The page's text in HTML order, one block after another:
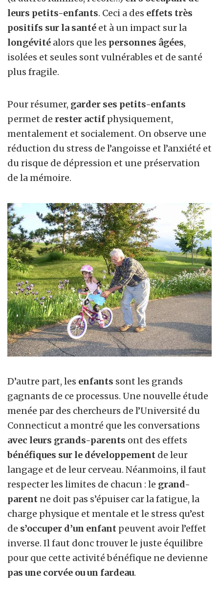
leurs petits-enfants. Ceci a des effets très
positifs sur la santé et à un impact sur la
longévité alors que les personnes âgées,
isolées et seules sont vulnérables et de santé
plus fragile.
Pour résumer, garder ses petits-enfants
permet de rester actif physiquement,
mentalement et socialement. On observe une
réduction du stress de l’angoisse et l’anxiété et
du risque de dépression et une préservation
de la mémoire.
D’autre part, les enfants sont les grands
gagnants de ce processus. Une nouvelle étude
menée par des chercheurs de l’Université du
Connecticut a montré que les conversations
avec leurs grands-parents ont des effets
bénéfiques sur le développement de leur
langage et de leur cerveau. Néanmoins, il faut
respecter les limites de chacun : le grand-
parent ne doit pas s’épuiser car la fatigue, la
charge physique et mentale et le stress qu’est
de s’occuper d’un enfant peuvent avoir l’effet
inverse. Il faut donc trouver le juste équilibre
pour que cette activité bénéfique ne devienne
pas une corvée ou un fardeau.